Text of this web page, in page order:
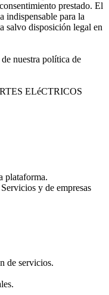
prestado. El
indispensable para la
salvo disposición legal en
nuestra política de
ELéCTRICOS
plataforma.
y de empresas
de servicios.